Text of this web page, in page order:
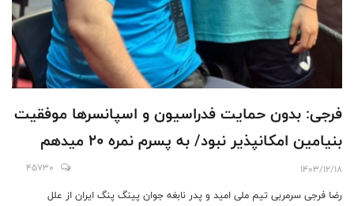
فرجی: بدون حمایت فدراسیون و اسپانسرها موفقیت
بنیامین امکانپذیر نبود/ به پسرم نمره ۲۰ میدهم
1403/12/18
45730
رضا فرجی سرمربی تیم ملی امید و پدر نابغه جوان پینگ پنگ ایران از علل